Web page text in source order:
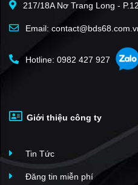
217/18A Nơ Trang Long -
Email:
Hotline: 0982 427 927
Giới thiệu công ty
Tin Tức
Đăng tin miễn phí